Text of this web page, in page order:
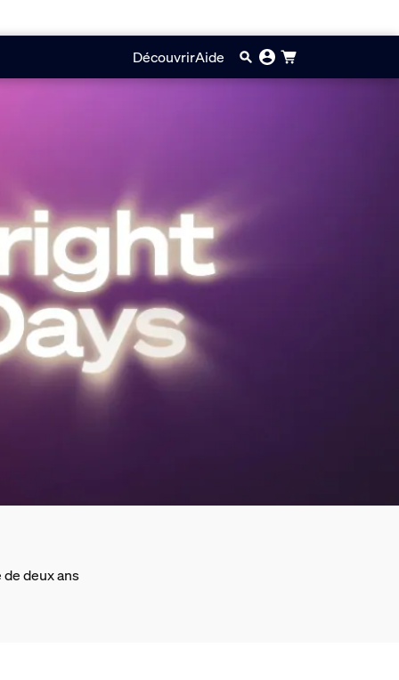
DécouvrirAide
deux ans